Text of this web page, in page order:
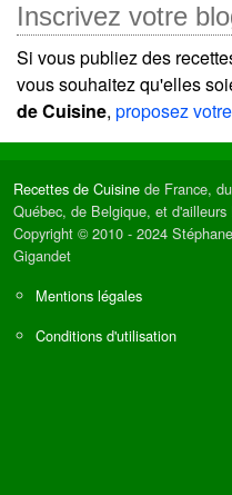
Inscrivez votre
Si vous publiez des
vous souhaitez qu'elles
de Cuisine, proposez
Recettes de Cuisine de France, du
Québec, de Belgique, et d'ailleurs
Copyright © 2010 - 2024 Stéphane
Gigandet
Mentions légales
Conditions d'utilisation